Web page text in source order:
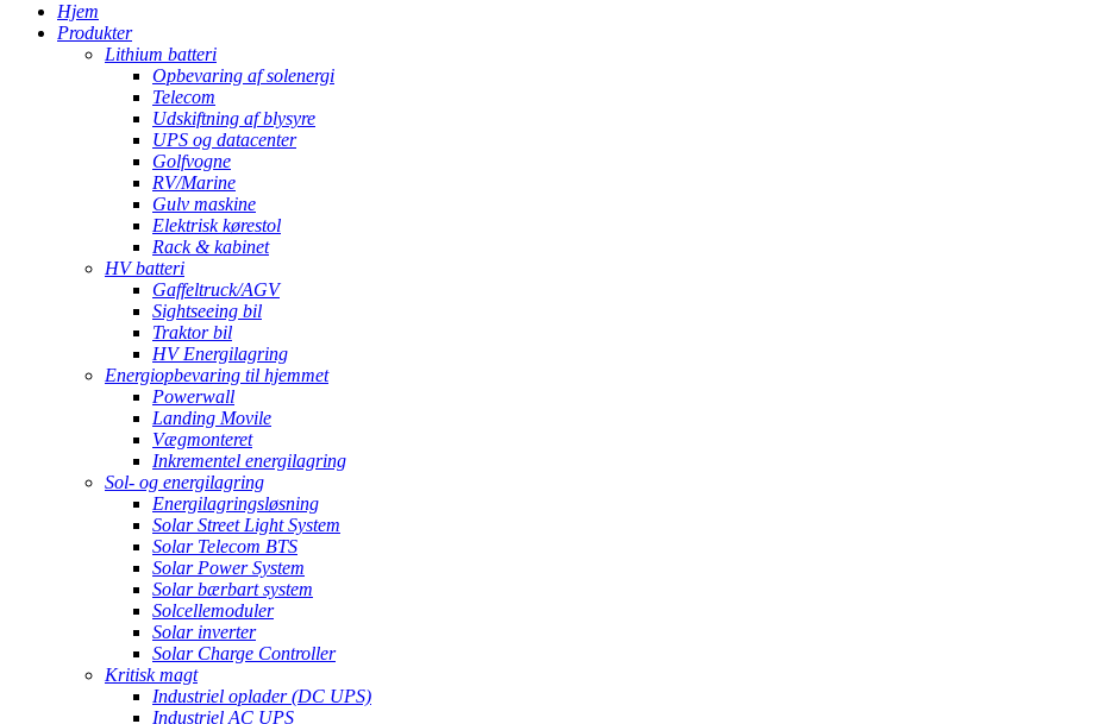
Hjem
Produkter
Lithium batteri
Opbevaring af solenergi
Telecom
Udskiftning af blysyre
UPS og datacenter
Golfvogne
RV/Marine
Gulv maskine
Elektrisk kørestol
Rack & kabinet
HV batteri
Gaffeltruck/AGV
Sightseeing bil
Traktor bil
HV Energilagring
Energiopbevaring til hjemmet
Powerwall
Landing Movile
Vægmonteret
Inkrementel energilagring
Sol- og energilagring
Energilagringsløsning
Solar Street Light System
Solar Telecom BTS
Solar Power System
Solar bærbart system
Solcellemoduler
Solar inverter
Solar Charge Controller
Kritisk magt
Industriel oplader (DC UPS)
Industriel AC UPS